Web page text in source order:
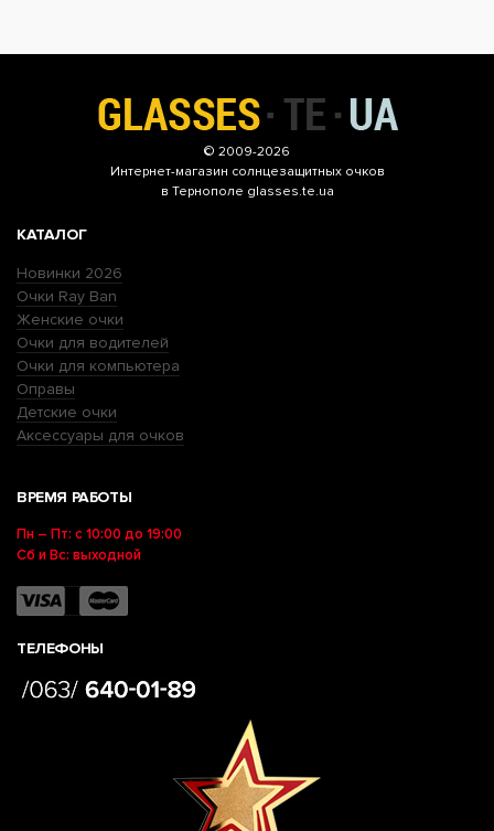
© 2009-2026
Интернет-магазин солнцезащитных очков
в Тернополе glasses.te.ua
КАТАЛОГ
Новинки 2026
Очки Ray Ban
Женские очки
Очки для водителей
Очки для компьютера
Оправы
Детские очки
Аксессуары для очков
ВРЕМЯ РАБОТЫ
Пн – Пт: с 10:00 до 19:00
Сб и Вс: выходной
ТЕЛЕФОНЫ